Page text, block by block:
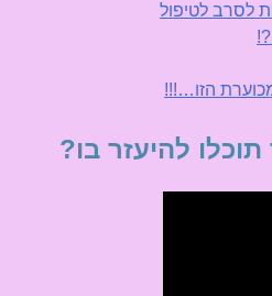
לסרב לטיפול
הזו…!!!
תוכלו להיעזר בו?